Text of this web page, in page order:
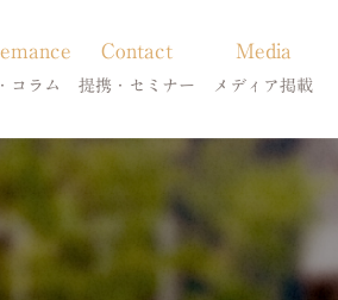
コラム
Contact
提携・セミナー
診療提携・セミナー開催
Media
メディア掲載
メディア掲載